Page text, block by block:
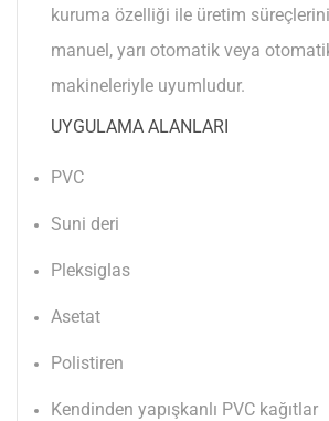
kuruma özelliği ile üretim süreçlerini
manuel, yarı otomatik veya
makineleriyle uyumludur.
UYGULAMA ALANLARI
PVC
Suni deri
Pleksiglas
Asetat
Polistiren
Kendinden yapışkanlı PVC kağıtlar